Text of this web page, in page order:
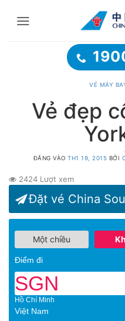
VÉ MÁY
Vẻ đẹp
ĐĂNG VÀOTH1 19, 2015 BỞI
2424 Lượt xem
Đặt vé China
Một chiều
Điểm đi
SGN
Hồ Chí Minh
Việt Nam